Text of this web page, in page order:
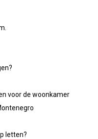
voor de woonkamer
letten?